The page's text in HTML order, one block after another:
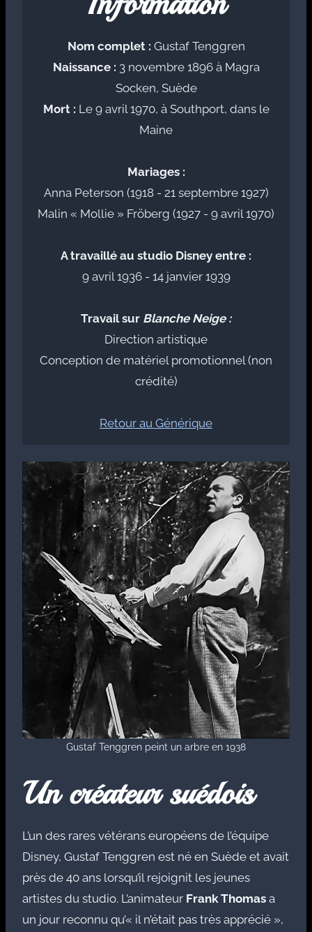
Nom complet : Gustaf Tenggren
Naissance : 3 novembre 1896 à Magra
Socken, Suède
Mort : Le 9 avril 1970, à Southport, dans le
Maine
Mariages :
Anna Peterson (1918 - 21 septembre 1927)
Malin « Mollie » Fröberg (1927 - 9 avril 1970)
A travaillé au studio Disney entre :
9 avril 1936 - 14 janvier 1939
Travail sur Blanche Neige :
Direction artistique
Conception de matériel promotionnel (non
crédité)
Retour au Générique
Gustaf Tenggren peint un arbre en 1938
Un créateur suédois
L’un des rares vétérans européens de l’équipe
Disney, Gustaf Tenggren est né en Suède et avait
près de 40 ans lorsqu’il rejoignit les jeunes
artistes du studio. L’animateur Frank Thomas a
un jour reconnu qu’« il n’était pas très apprécié »,